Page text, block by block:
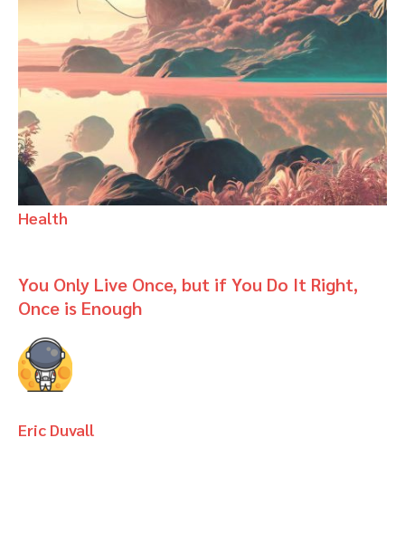
Health
You Only Live Once, but if You Do It Right,
Once is Enough
Eric Duvall